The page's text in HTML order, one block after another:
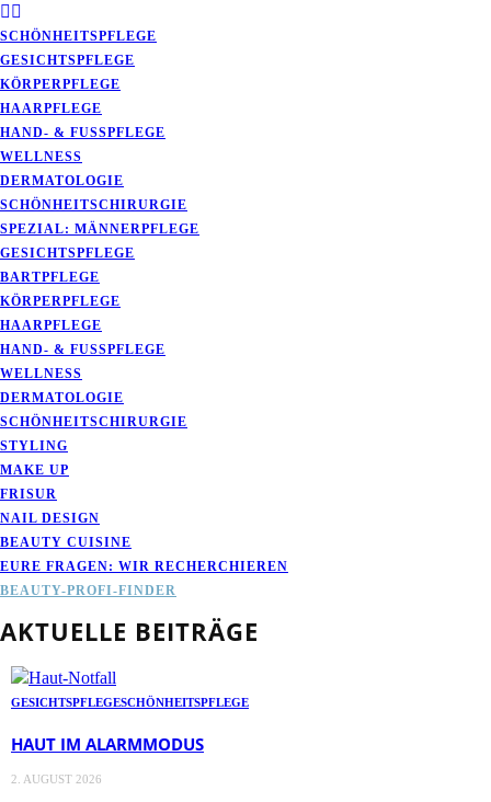
SCHÖNHEITSPFLEGE
GESICHTSPFLEGE
KÖRPERPFLEGE
HAARPFLEGE
HAND- & FUSSPFLEGE
WELLNESS
DERMATOLOGIE
SCHÖNHEITSCHIRURGIE
SPEZIAL: MÄNNERPFLEGE
GESICHTSPFLEGE
BARTPFLEGE
KÖRPERPFLEGE
HAARPFLEGE
HAND- & FUSSPFLEGE
WELLNESS
DERMATOLOGIE
SCHÖNHEITSCHIRURGIE
STYLING
MAKE UP
FRISUR
NAIL DESIGN
BEAUTY CUISINE
EURE FRAGEN: WIR RECHERCHIEREN
BEAUTY-PROFI-FINDER
AKTUELLE BEITRÄGE
GESICHTSPFLEGESCHÖNHEITSPFLEGE
HAUT IM ALARMMODUS
2. AUGUST 2026